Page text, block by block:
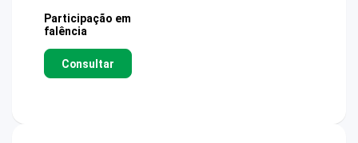
Participação em
falência
Consultar